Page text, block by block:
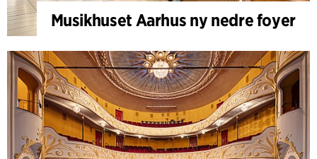
Musikhuset Aarhus ny nedre foyer